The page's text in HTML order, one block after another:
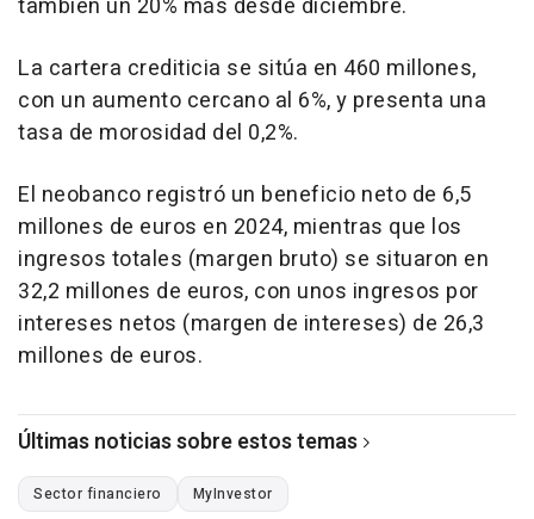
también un 20% más desde diciembre.
La cartera crediticia se sitúa en 460 millones,
con un aumento cercano al 6%, y presenta una
tasa de morosidad del 0,2%.
El neobanco registró un beneficio neto de 6,5
millones de euros en 2024, mientras que los
ingresos totales (margen bruto) se situaron en
32,2 millones de euros, con unos ingresos por
intereses netos (margen de intereses) de 26,3
millones de euros.
Últimas noticias sobre estos temas
Sector financiero MyInvestor